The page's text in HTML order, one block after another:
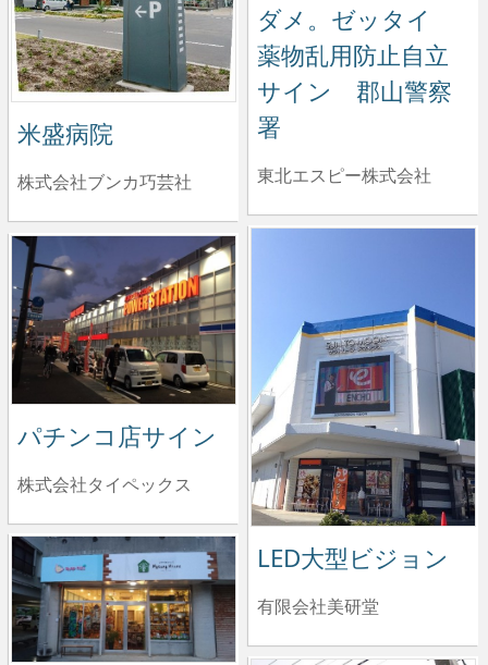
ダメ。ゼッタイ
薬物乱用防止自立
サイン 郡山警察
署
東北エスピー株式会社
米盛病院
株式会社ブンカ巧芸社
LED大型ビジョン
有限会社美研堂
パチンコ店サイン
株式会社タイペックス